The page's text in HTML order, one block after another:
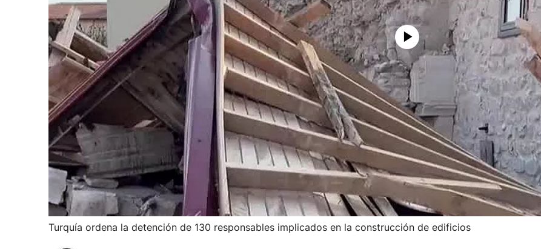
Turquía ordena la detención de 130 responsables implicados en la construcción de edificios